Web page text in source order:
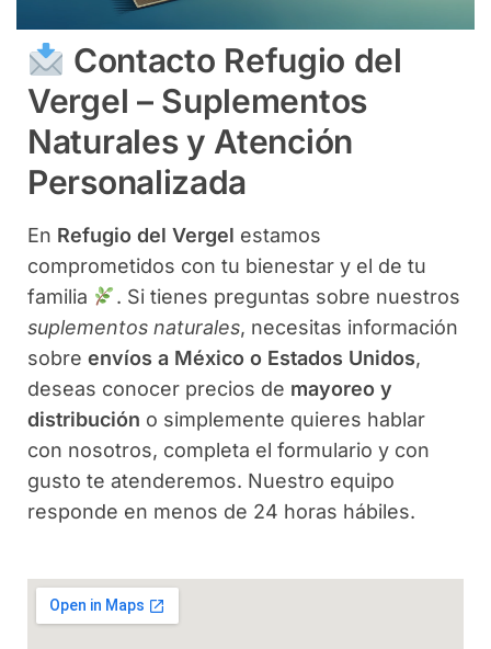
Contacto Refugio del
Vergel – Suplementos
Naturales y Atención
Personalizada
En Refugio del Vergel estamos
comprometidos con tu bienestar y el de tu
familia
. Si tienes preguntas sobre nuestros
suplementos naturales, necesitas información
sobre envíos a México o Estados Unidos,
deseas conocer precios de mayoreo y
distribución o simplemente quieres hablar
con nosotros, completa el formulario y con
gusto te atenderemos. Nuestro equipo
responde en menos de 24 horas hábiles.